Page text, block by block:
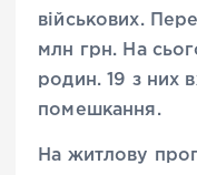
військових.
млн грн. На
родин. 19 з них
помешкання.
На житлову